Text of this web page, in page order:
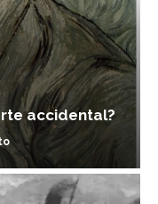
accidental?